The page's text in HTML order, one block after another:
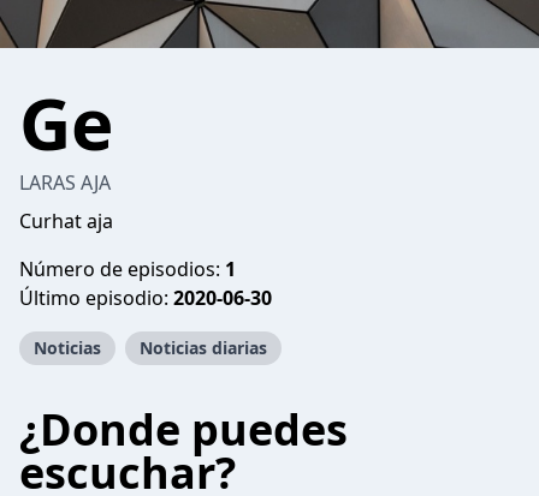
Ge
LARAS AJA
Curhat aja
Número de episodios: 1
Último episodio: 2020-06-30
Noticias Noticias diarias
¿Donde puedes
escuchar?